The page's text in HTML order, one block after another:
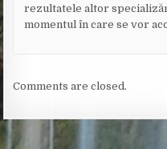
rezultatele altor
momentul în care se vor
Comments are closed.